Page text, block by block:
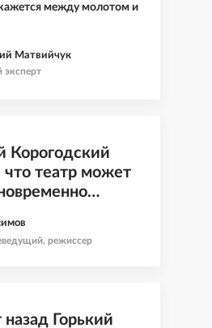
между молотом и
Матвийчук
эксперт
Корогодский
что театр может
режиссер
Горький